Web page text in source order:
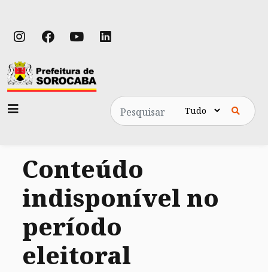
Pesquisa
Conteúdo
indisponível no
período
eleitoral